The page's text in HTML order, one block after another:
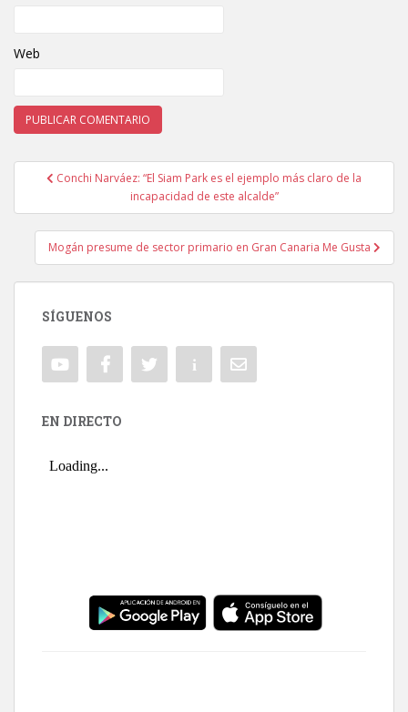
Web
Navegación de entradas
Conchi Narváez: “El Siam Park es el ejemplo más claro de la
incapacidad de este alcalde”
Mogán presume de sector primario en Gran Canaria Me Gusta
SÍGUENOS
EN DIRECTO